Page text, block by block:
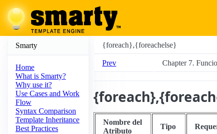
Smarty
Home
What is Smarty?
Why use it?
Use Cases and Work
Flow
Syntax Comparison
Template Inheritance
Best Practices
{foreach},{foreachelse}
Prev Chapter 7.
Nombre del
Atributo
Tipo